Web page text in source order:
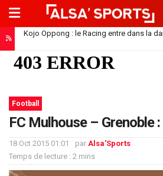
Kojo Oppong : le Racing entre dans la
Football
FC Mulhouse – Grenoble
18 Oct 2015 01:01 par Alsa'Sports
Temps de lecture : 2 mins